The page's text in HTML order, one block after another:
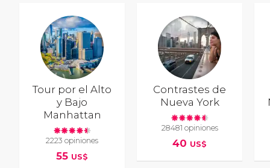
Tour por el Alto
y Bajo
Manhattan
2223 opiniones
55 US$
Contrastes de
Nueva York
28481 opiniones
40 US$